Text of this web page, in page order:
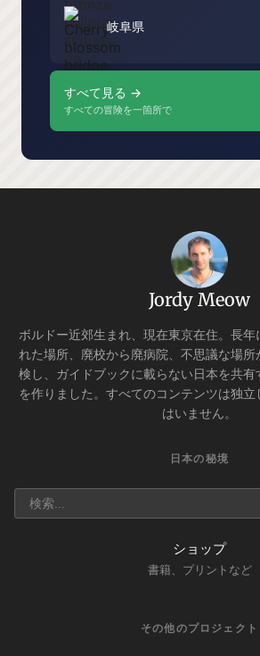
岐阜県
すべて見る →
すべての冒険を一箇所で
Jordy Meow
ボルドー近郊生まれ、現在東京在住。長年
れた場所、廃校から廃病院、不思議な場
検し、ガイドブックに載らない日本を共有
を作りました。すべてのコンテンツは独
はいません。
日本の秘境
ショップ
書籍、プリントなど
その他のプロジェクト